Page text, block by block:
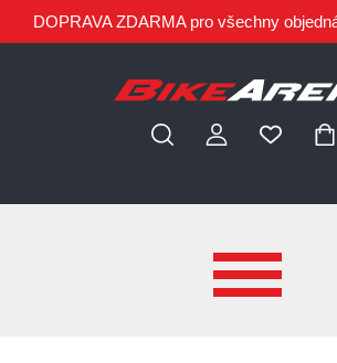
DOPRAVA ZDARMA pro všechny